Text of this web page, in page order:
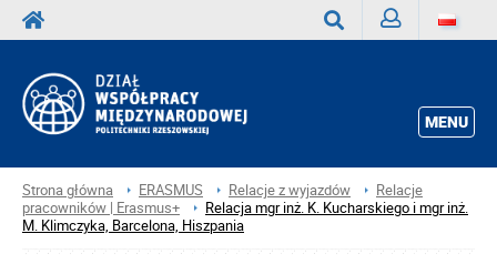
MENU
Strona główna ERASMUS Relacje z wyjazdów
Relacje
pracowników | Erasmus+
Relacja mgr inż. K. Kucharskiego i mgr inż.
M. Klimczyka, Barcelona, Hiszpania